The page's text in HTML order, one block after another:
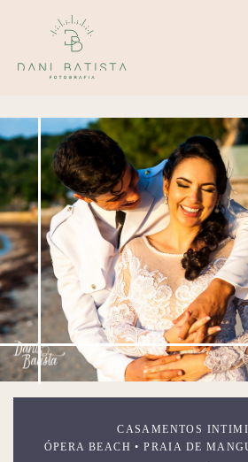
CASAMENTOS
ÓPERA BEACH • PRAIA DE